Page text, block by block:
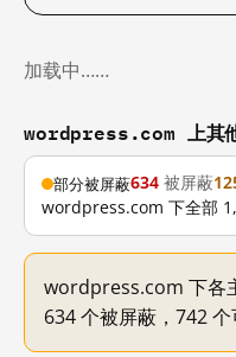
加载中……
wordpress.com 上其
部分被屏蔽634 被屏蔽
wordpress.com 下全部
wordpress.com 下各
634 个被屏蔽，742 个